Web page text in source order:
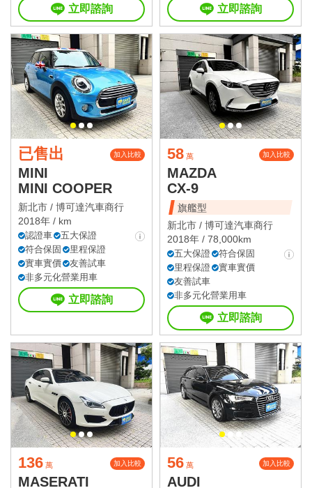
立即諮詢 立即諮詢
已售出 加入比較
MINI
MINI COOPER
新北市 / 博可達汽車商行
2018年 / km
認證車
五大保證
符合保固
里程保證
實車實價
友善試車
非多元化營業用車
立即諮詢
58 萬 加入比較
MAZDA
CX-9
旗艦型
新北市 / 博可達汽車商行
2018年 / 78,000km
五大保證
符合保固
里程保證
實車實價
友善試車
非多元化營業用車
立即諮詢
136 萬 加入比較
MASERATI
56 萬 加入比較
AUDI